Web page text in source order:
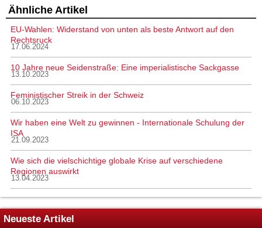
Ähnliche Artikel
EU-Wahlen: Widerstand von unten als beste Antwort auf den
Rechtsruck
17.06.2024
10 Jahre neue Seidenstraße: Eine imperialistische Sackgasse
13.10.2023
Feministischer Streik in der Schweiz
06.10.2023
Wir haben eine Welt zu gewinnen - Internationale Schulung der
ISA
21.09.2023
Wie sich die vielschichtige globale Krise auf verschiedene
Regionen auswirkt
13.04.2023
Neueste Artikel